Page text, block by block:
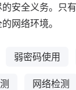
安全义务。只
网络环境。
弱密码使用
网络检测